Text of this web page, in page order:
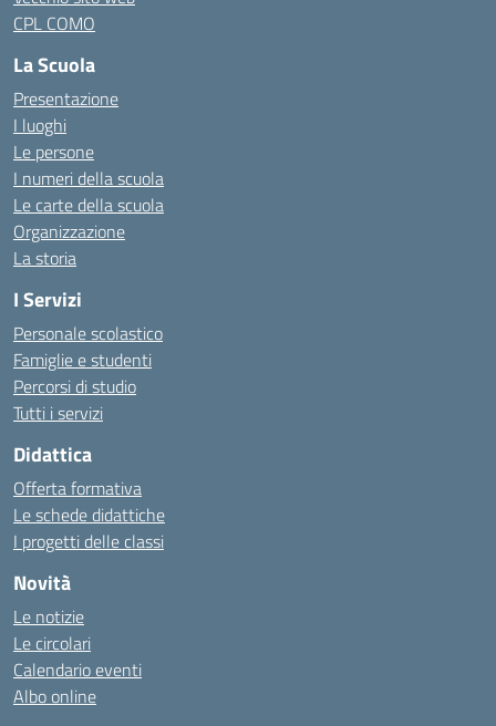
CPL COMO
La Scuola
Presentazione
I luoghi
Le persone
I numeri della scuola
Le carte della scuola
Organizzazione
La storia
I Servizi
Personale scolastico
Famiglie e studenti
Percorsi di studio
Tutti i servizi
Didattica
Offerta formativa
Le schede didattiche
I progetti delle classi
Novità
Le notizie
Le circolari
Calendario eventi
Albo online